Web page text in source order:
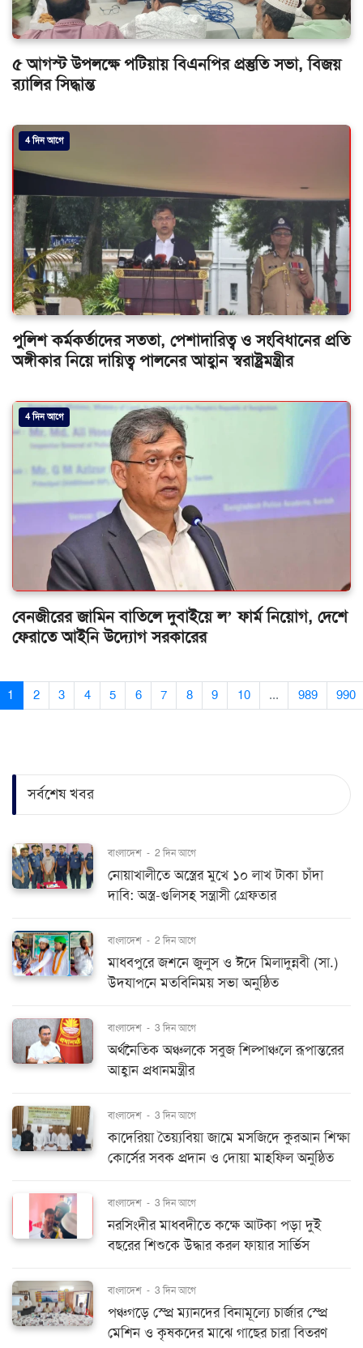
৫ আগস্ট উপলক্ষে পটিয়ায় বিএনপির প্রস্তুতি সভা, বিজয়
র‌্যালির সিদ্ধান্ত
4 দিন আগে
পুলিশ কর্মকর্তাদের সততা, পেশাদারিত্ব ও সংবিধানের প্রতি
অঙ্গীকার নিয়ে দায়িত্ব পালনের আহ্বান স্বরাষ্ট্রমন্ত্রীর
4 দিন আগে
বেনজীরের জামিন বাতিলে দুবাইয়ে ল’ ফার্ম নিয়োগ, দেশে
ফেরাতে আইনি উদ্যোগ সরকারের
1 2 3 4 5 6 7 8 9 10 ... 989 990
সর্বশেষ খবর
বাংলাদেশ - 2 দিন আগে
নোয়াখালীতে অস্ত্রের মুখে ১০ লাখ টাকা চাঁদা
দাবি: অস্ত্র-গুলিসহ সন্ত্রাসী গ্রেফতার
বাংলাদেশ - 2 দিন আগে
মাধবপুরে জশনে জুলুস ও ঈদে মিলাদুন্নবী (সা.)
উদযাপনে মতবিনিময় সভা অনুষ্ঠিত
বাংলাদেশ - 3 দিন আগে
অর্থনৈতিক অঞ্চলকে সবুজ শিল্পাঞ্চলে রূপান্তরের
আহ্বান প্রধানমন্ত্রীর
বাংলাদেশ - 3 দিন আগে
কাদেরিয়া তৈয়্যবিয়া জামে মসজিদে কুরআন শিক্ষা
কোর্সের সবক প্রদান ও দোয়া মাহফিল অনুষ্ঠিত
বাংলাদেশ - 3 দিন আগে
নরসিংদীর মাধবদীতে কক্ষে আটকা পড়া দুই
বছরের শিশুকে উদ্ধার করল ফায়ার সার্ভিস
বাংলাদেশ - 3 দিন আগে
পঞ্চগড়ে স্প্রে ম্যানদের বিনামূল্যে চার্জার স্প্রে
মেশিন ও কৃষকদের মাঝে গাছের চারা বিতরণ